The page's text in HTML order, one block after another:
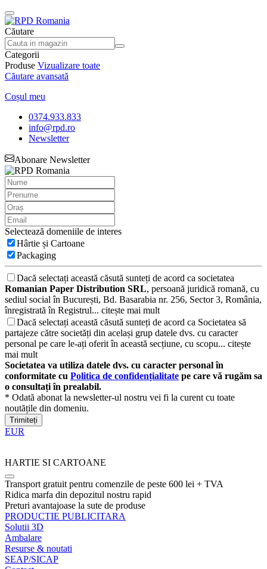
Căutare
Categorii
Produse Vizualizare toate
Căutare avansată
Coșul meu
0374.933.833
info@rpd.ro
Newsletter
Abonare Newsletter
Selectează domeniile de interes
Hârtie și Cartoane
Packaging
Dacă selectați această căsută sunteți de acord ca societatea
Romanian Paper Distribution SRL, persoană juridică romană, cu
sediul social în București, Bd. Basarabia nr. 256, Sector 3, România,
înregistrată în Registrul... citește mai mult
Dacă selectați această căsută sunteți de acord ca Societatea să
partajeze către societăți din același grup datele dvs. cu caracter
personal pe care le-ați oferit în această secțiune, cu scopu... citește
mai mult
Societatea va utiliza datele dvs. cu caracter personal în
conformitate cu Politica de confidențialitate pe care vă rugăm sa
o consultați în prealabil.
* Odată abonat la newsletter-ul nostru vei fi la curent cu toate
noutățile din domeniu.
Trimiteți
EUR
HARTIE SI CARTOANE
Transport gratuit pentru comenzile de peste 600 lei + TVA
Ridica marfa din depozitul nostru rapid
Preturi avantajoase la sute de produse
PRODUCTIE PUBLICITARA
Solutii 3D
Ambalare
Resurse & noutati
SEAP/SICAP